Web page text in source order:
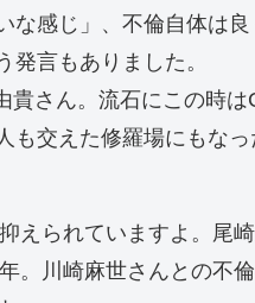
感じ」、不倫自体は
言もありました。
さん。流石にこの時は
交えた修羅場にもなっ
られていますよ。尾
川崎麻世さんとの不